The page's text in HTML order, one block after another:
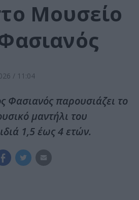
Μουσείο
/ 11:04
Φασιανός παρουσιάζει το
μαντήλι του
1,5 έως 4 ετών.